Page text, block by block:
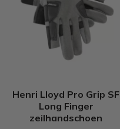
Henri Lloyd Pro Grip SF
Long Finger
zeilhandschoen